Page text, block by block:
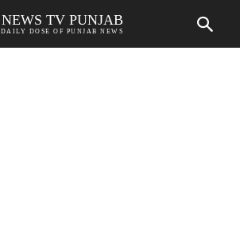
NEWS TV PUNJAB
DAILY DOSE OF PUNJAB NEWS